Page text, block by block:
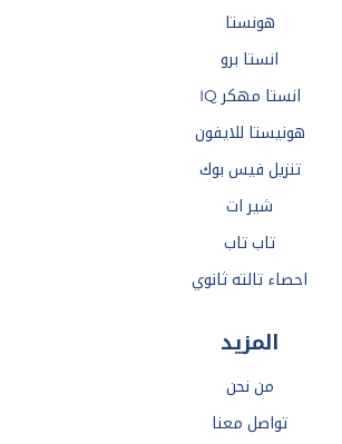
هونستا
انستا برو
انستا مهكر IQ
هونيستا للايفون
تنزيل فيس بوك
شير ات
تاب تاب
احصاء تالته ثانوي
المزيد
من نحن
تواصل معنا